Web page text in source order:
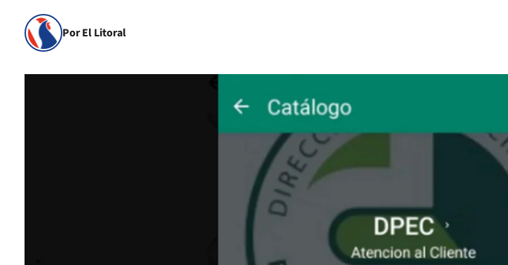
Por El Litoral